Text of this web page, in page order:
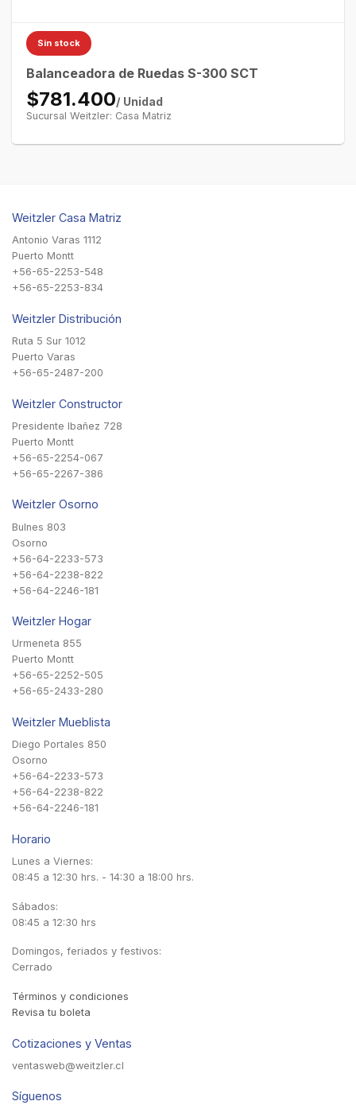
Sin stock
Balanceadora de Ruedas S-300 SCT
$781.400/ Unidad
Sucursal Weitzler: Casa Matriz
Weitzler Casa Matriz
Antonio Varas 1112
Puerto Montt
+56-65-2253-548
+56-65-2253-834
Weitzler Distribución
Ruta 5 Sur 1012
Puerto Varas
+56-65-2487-200
Weitzler Constructor
Presidente Ibañez 728
Puerto Montt
+56-65-2254-067
+56-65-2267-386
Weitzler Osorno
Bulnes 803
Osorno
+56-64-2233-573
+56-64-2238-822
+56-64-2246-181
Weitzler Hogar
Urmeneta 855
Puerto Montt
+56-65-2252-505
+56-65-2433-280
Weitzler Mueblista
Diego Portales 850
Osorno
+56-64-2233-573
+56-64-2238-822
+56-64-2246-181
Horario
Lunes a Viernes:
08:45 a 12:30 hrs. - 14:30 a 18:00 hrs.
Sábados:
08:45 a 12:30 hrs
Domingos, feriados y festivos:
Cerrado
Términos y condiciones
Revisa tu boleta
Cotizaciones y Ventas
ventasweb@weitzler.cl
Síguenos